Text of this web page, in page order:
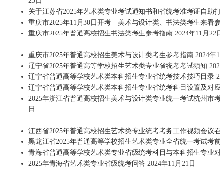
关于江苏省2025年艺术类专业考试通知书和省统考准考证自助
重庆市2025年11月30日开考︱美术与设计类、书法类考生来看
重庆市2025年普通高校招生书法类考生参考指南2024年11月22
重庆市2025年普通高校招生美术与设计类考生参考指南2024年
辽宁省2025年普通高等学校招生艺术类专业省统考考试须知
辽宁省普通高等学校艺术类本科招生专业省统考技术技巧目录
辽宁省普通高等学校艺术类本科招生专业省统考科目设置及对
2025年浙江省普通高校招生美术与设计类专业统一考试杭州市
日
江西省2025年普通高校招生艺术类专业统考考务工作视频会议
黑龙江省2025年普通高等学校招生艺术类专业全省统一考试考
青海省普通高等学校艺术类专业省级统考科目与本科招生专业
2025年青海省艺术类专业省级统考问答2024年11月21日